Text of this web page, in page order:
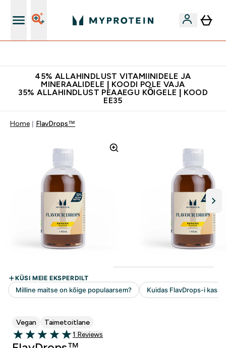
45% ALLAHINDLUST VITAMIINIDELE JA
MINERAALIDELE | KOODI POLE VAJA
35% ALLAHINDLUST PEAAEGU KÕIGELE | KOOD
EE35
Home FlavDrops™
Vegan Taimetoitlane
5 out of 5 stars
1 customer reviews
1 Reviews